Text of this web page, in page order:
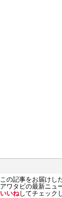
この記事をお届けし
アワタビの最新ニュ
いいねしてチェック